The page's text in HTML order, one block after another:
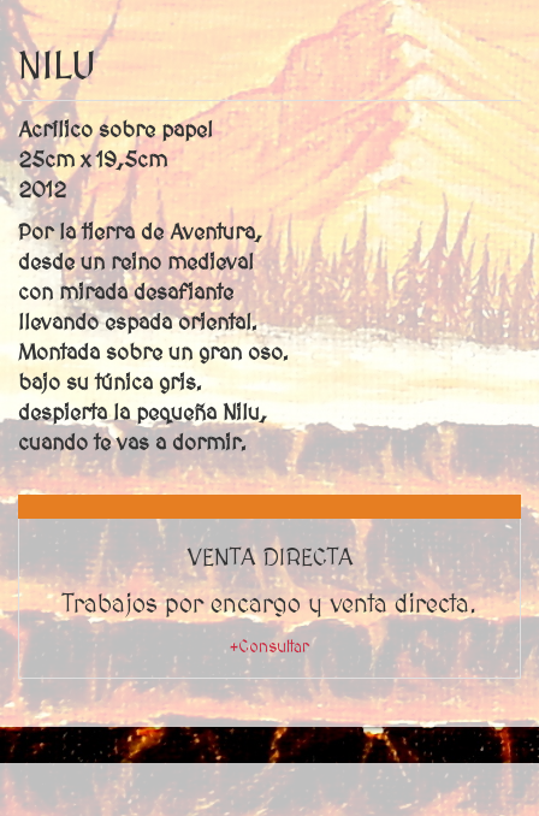
NILU
Acrílico sobre papel
25cm x 19,5cm
2012
Por la tierra de Aventura,
desde un reino medieval
con mirada desafiante
llevando espada oriental.
Montada sobre un gran oso.
bajo su túnica gris.
despierta la pequeña Nilu,
cuando te vas a dormir.
VENTA DIRECTA
Trabajos por encargo y venta directa.
+Consultar